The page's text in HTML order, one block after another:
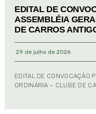
EDITAL DE
ASSEMBLÉIA
DE CARROS
29 de julho de 2026
EDITAL DE CONVOCAÇÃO
ORDINÁRIA – CLUBE DE